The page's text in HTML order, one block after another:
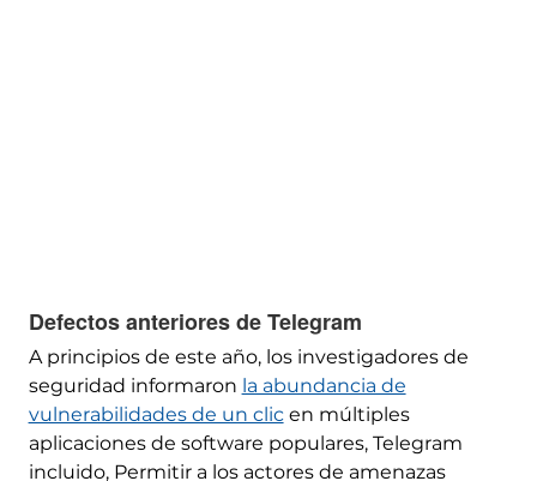
Defectos anteriores de Telegram
A principios de este año, los investigadores de
seguridad informaron la abundancia de
vulnerabilidades de un clicen múltiples
aplicaciones de software populares, Telegram
incluido, Permitir a los actores de amenazas